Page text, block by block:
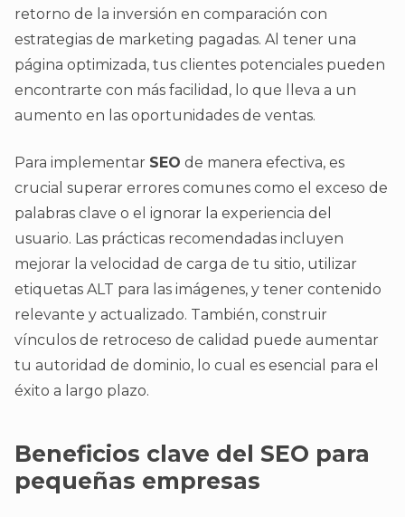
retorno de la inversión en comparación con
estrategias de marketing pagadas. Al tener una
página optimizada, tus clientes potenciales pueden
encontrarte con más facilidad, lo que lleva a un
aumento en las oportunidades de ventas.
Para implementar SEO de manera efectiva, es
crucial superar errores comunes como el exceso de
palabras clave o el ignorar la experiencia del
usuario. Las prácticas recomendadas incluyen
mejorar la velocidad de carga de tu sitio, utilizar
etiquetas ALT para las imágenes, y tener contenido
relevante y actualizado. También, construir
vínculos de retroceso de calidad puede aumentar
tu autoridad de dominio, lo cual es esencial para el
éxito a largo plazo.
Beneficios clave del SEO para
pequeñas empresas